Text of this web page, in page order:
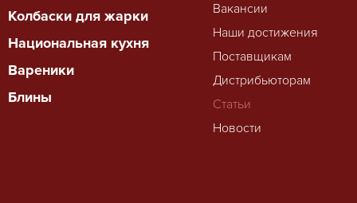
Колбаски для жарки
Национальная кухня
Вареники
Блины
Вакансии
Наши достижения
Поставщикам
Дистрибьюторам
Статьи
Новости